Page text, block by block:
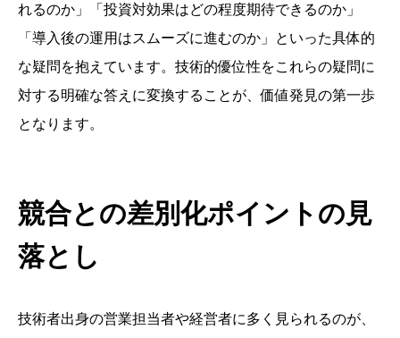
れるのか」「投資対効果はどの程度期待できるのか」
「導入後の運用はスムーズに進むのか」といった具体的
な疑問を抱えています。技術的優位性をこれらの疑問に
対する明確な答えに変換することが、価値発見の第一歩
となります。
競合との差別化ポイントの見
落とし
技術者出身の営業担当者や経営者に多く見られるのが、